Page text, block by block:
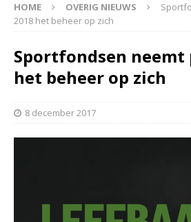
HOME OVERIG NIEUWS
2018 het beheer op zich
Sportfondsen neemt
het beheer op zich
8 december 2017